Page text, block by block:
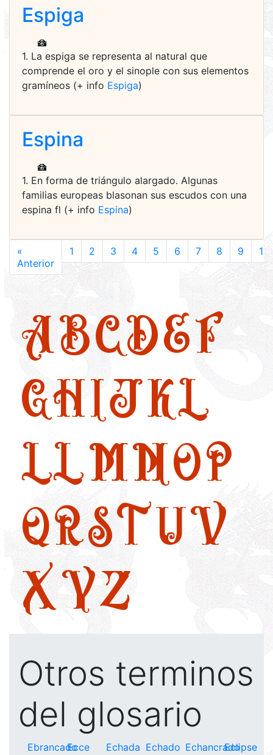
Espiga
1. La espiga se representa al natural que
comprende el oro y el sinople con sus elementos
gramíneos (+ info Espiga)
Espina
1. En forma de triángulo alargado. Algunas
familias europeas blasonan sus escudos con una
espina fl (+ info Espina)
«
Anterior
1 2 3 4 5 6 7 8 9 10
ABCDEF
GHIJKL
LLMNOP
QRSTUV
XYZ
Otros terminos
del glosario
EbrancadoEcce
Echada Echado EchancradoEclipse